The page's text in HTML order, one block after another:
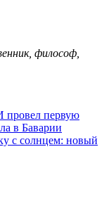
философ,
провел первую
в Баварии
с солнцем: новый